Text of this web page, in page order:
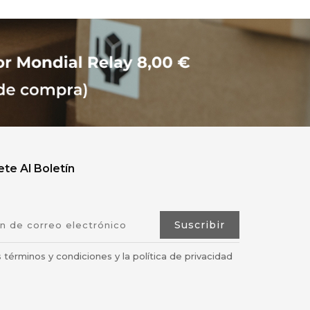
Al Boletín
y condiciones y la política de privacidad